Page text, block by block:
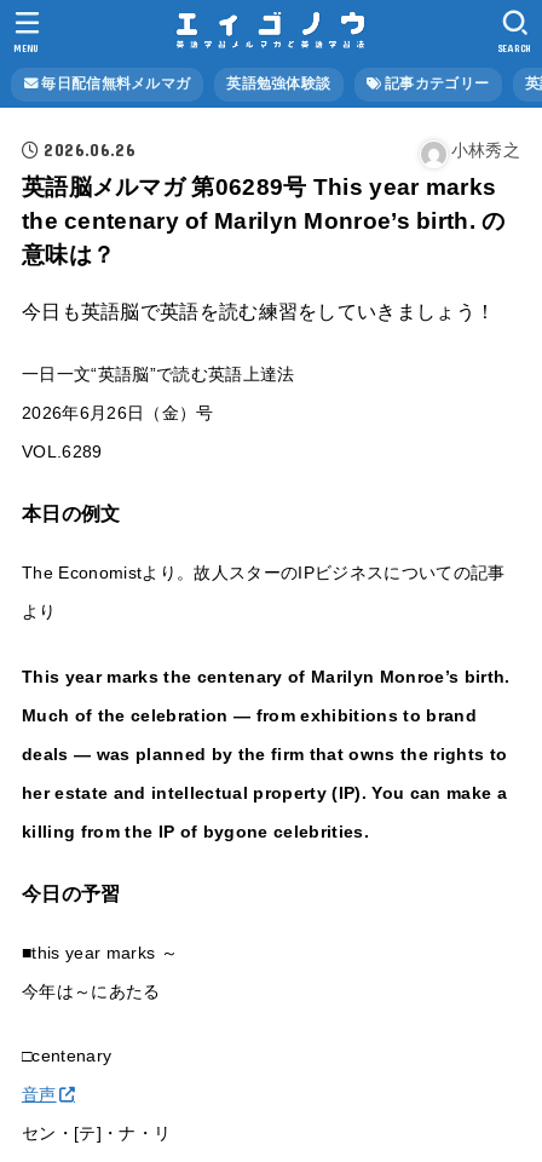
毎日配信無料メルマガ 英語勉強体験談 記事カテゴリー
SEARCH
MENU
2026.06.26 小林秀之
英語脳メルマガ 第06289号 This year marks
the centenary of Marilyn Monroe’s birth. の
意味は？
今日も英語脳で英語を読む練習をしていきましょう！
一日一文“英語脳”で読む英語上達法
2026年6月26日（金）号
VOL.6289
本日の例文
The Economistより。故人スターのIPビジネスについての記事
より
This year marks the centenary of Marilyn Monroe’s birth.
Much of the celebration — from exhibitions to brand
deals — was planned by the firm that owns the rights to
her estate and intellectual property (IP). You can make a
killing from the IP of bygone celebrities.
今日の予習
■this year marks ～
今年は～にあたる
□centenary
音声
セン・[テ]・ナ・リ